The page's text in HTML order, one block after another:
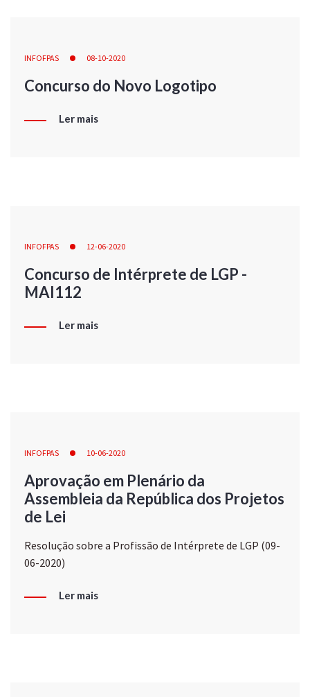
INFOFPAS 08-10-2020
Concurso do Novo Logotipo
Ler mais
INFOFPAS 12-06-2020
Concurso de Intérprete de LGP -
MAI112
Ler mais
INFOFPAS 10-06-2020
Aprovação em Plenário da
Assembleia da República dos Projetos
de Lei
Resolução sobre a Profissão de Intérprete de LGP (09-
06-2020)
Ler mais